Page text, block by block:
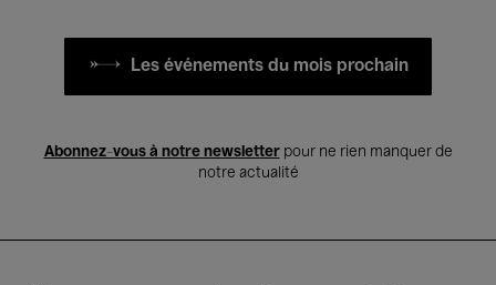
Les événements du mois prochain
Abonnez-vous à notre newsletterpour ne rien manquer de
notre actualité